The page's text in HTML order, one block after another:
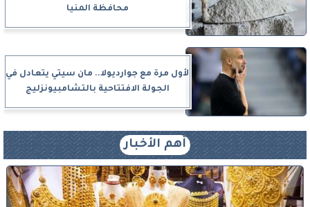
محافظة المنيا
لأول مرة مع جوارديولا.. مان سيتي يتعادل في
الجولة الافتتاحية بالتشامبيونزليج
أهم الأخبار